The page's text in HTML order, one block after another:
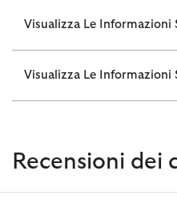
Visualizza Le Informazioni
Visualizza Le Informazioni
Recensioni dei